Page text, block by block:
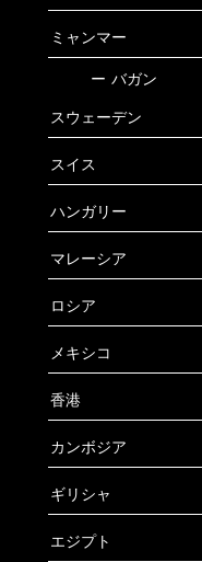
ミャンマー
ー バガン
スウェーデン
スイス
ハンガリー
マレーシア
ロシア
メキシコ
香港
カンボジア
ギリシャ
エジプト